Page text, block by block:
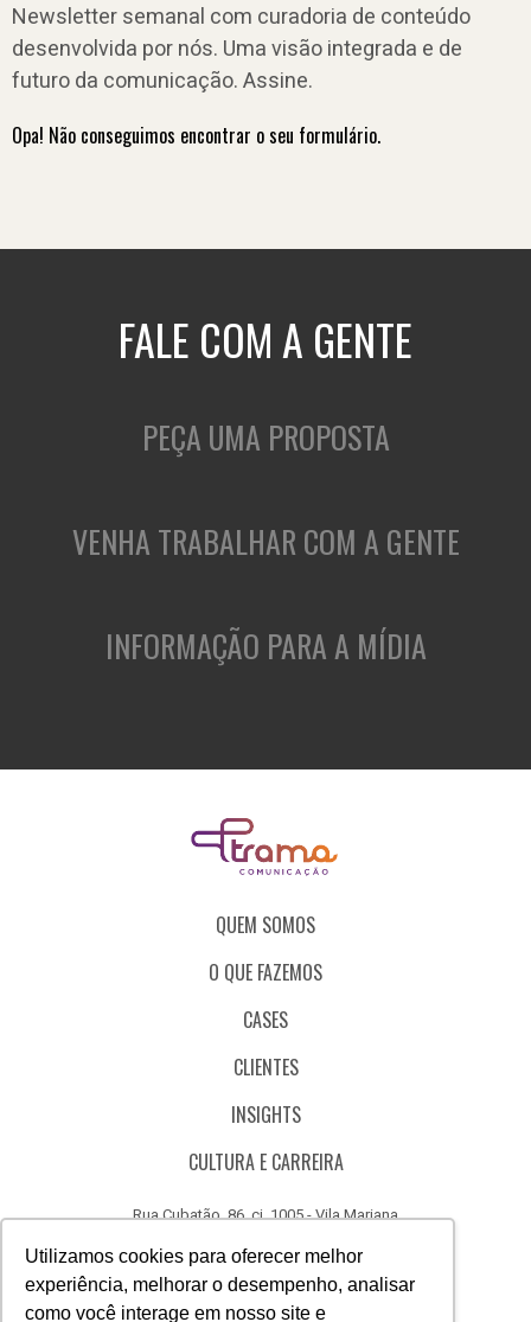
Utilizamos cookies para oferecer melhor
experiência, melhorar o desempenho, analisar
como você interage em nosso site e
Newsletter semanal com curadoria de conteúdo
desenvolvida por nós. Uma visão integrada e de
futuro da comunicação. Assine.
Opa! Não conseguimos encontrar o seu formulário.
FALE COM A GENTE
PEÇA UMA PROPOSTA
VENHA TRABALHAR COM A GENTE
INFORMAÇÃO PARA A MÍDIA
QUEM SOMOS
O QUE FAZEMOS
CASES
CLIENTES
INSIGHTS
CULTURA E CARREIRA
Rua Cubatão, 86, cj. 1005 - Vila Mariana
CÓDIGO DE ÉTICA